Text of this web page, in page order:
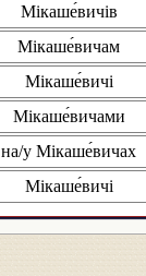
Мікаше́вичів
Мікаше́вичам
Мікаше́вичі
Мікаше́вичами
на/у Мікаше́вичах
Мікаше́вичі